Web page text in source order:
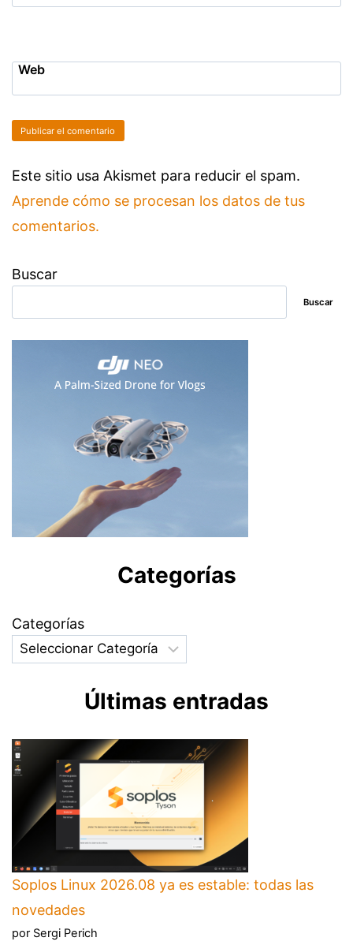
Web
Este sitio usa Akismet para reducir el spam.
Aprende cómo se procesan los datos de tus
comentarios.
Buscar
Buscar
Categorías
Categorías
Últimas entradas
Soplos Linux 2026.08 ya es estable: todas las
novedades
por Sergi Perich